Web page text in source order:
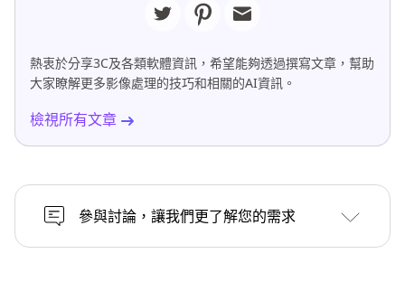
熱衷於分享3C及各類軟體資訊，希望能夠透過撰寫文章，幫助
大家瞭解更多影像處理的技巧和相關的AI資訊。
檢視所有文章
參與討論，讓我們更了解您的需求